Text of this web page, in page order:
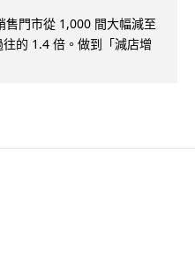
售門市從 1,000 間大幅減至
的 1.4 倍。做到「減店增